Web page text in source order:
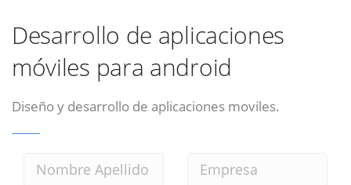
Desarrollo de aplicaciones
móviles para android
Diseño y desarrollo de aplicaciones moviles.